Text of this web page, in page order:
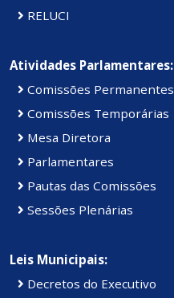
RELUCI
Atividades Parlamentares:
Comissões Permanentes
Comissões Temporárias
Mesa Diretora
Parlamentares
Pautas das Comissões
Sessões Plenárias
Leis Municipais:
Decretos do Executivo